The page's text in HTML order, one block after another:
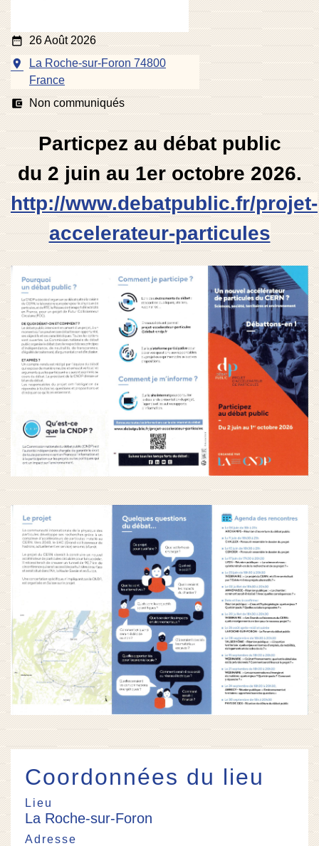
date_range 26 Août 2026
room
La Roche-sur-Foron 74800
France
account_balance_wallet Non communiqués
Particpez au débat public
du 2 juin au 1er octobre 2026.
http://www.debatpublic.fr/projet-
accelerateur-particules
Coordonnées du lieu
Lieu
La Roche-sur-Foron
Adresse